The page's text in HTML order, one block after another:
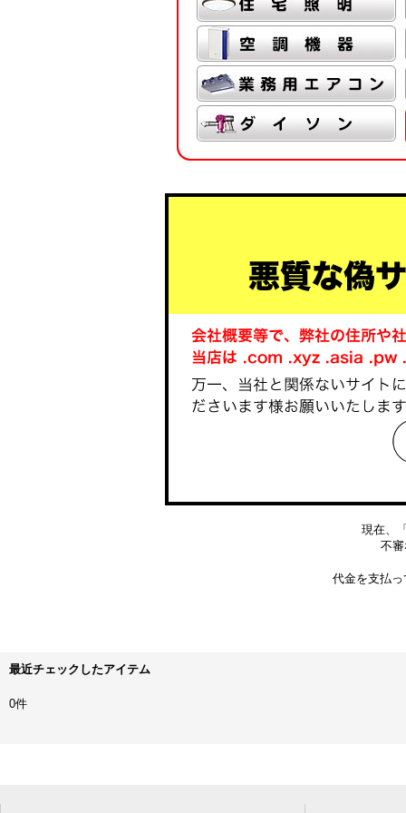
現在、
不
代金を支払
最近チェックしたアイテム
0件